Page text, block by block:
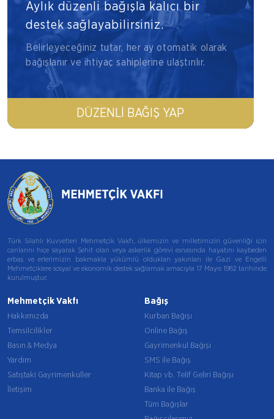
Aylık düzenli bağışla kalıcı bir
destek sağlayabilirsiniz.
Belirleyeceğiniz tutar, her ay otomatik olarak
bağışlanır ve ihtiyaç sahiplerine ulaştırılır.
DÜZENLI BAĞIŞ YAP
Türk Silahlı Kuvvetleri Mehmetçik Vakfı, ülkemizin ve milletimizin güvenliği için
canlarını hiçe sayarak Şehit olan veya askerlik görevi esnasında hayatını kaybeden
erbaş ve erlerimizin bakmakla yükümlü oldukları yakınları ile Gazi ve Engelli
Mehmetçiklere sosyal ve ekonomik destek sağlamak amacıyla 17 Mayıs 1982 tarihinde
kurulmuştur.
Mehmetçik Vakfı
Hakkımızda
Temsilcilikler
Basın & Medya
Yardım
Satıştaki Gayrimenkuller
İletişim
Bağış
Kurban Bağışı
Online Bağış
Gayrimenkul Bağışı
SMS ile Bağış
Kitap vb. Telif Geliri Bağışı
Banka ile Bağış
Tüm Bağışlar